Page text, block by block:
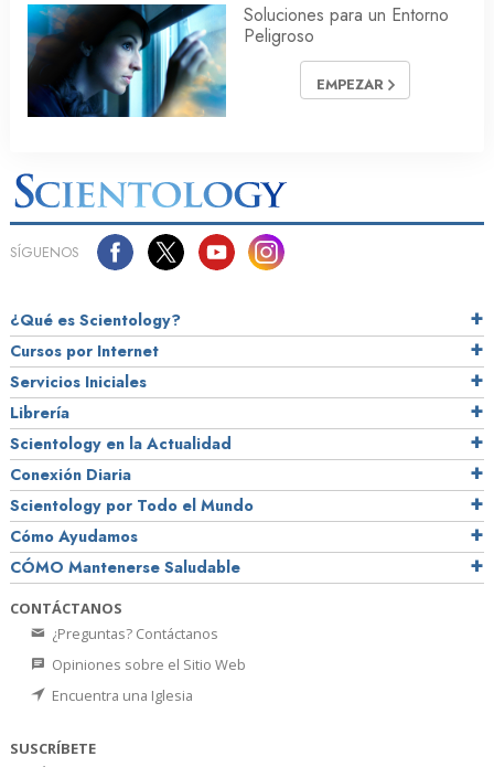
Soluciones para un Entorno
Peligroso
EMPEZAR
SÍGUENOS
¿Qué es Scientology?
Cursos por Internet
Servicios Iniciales
Librería
Scientology en la Actualidad
Conexión Diaria
Scientology por Todo el Mundo
Cómo Ayudamos
CÓMO Mantenerse Saludable
CONTÁCTANOS
¿Preguntas? Contáctanos
Opiniones sobre el Sitio Web
Encuentra una Iglesia
SUSCRÍBETE